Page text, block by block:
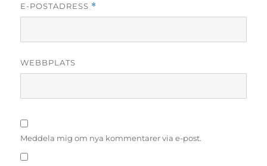
E-POSTADRESS *
WEBBPLATS
Meddela mig om nya kommentarer via e-post.